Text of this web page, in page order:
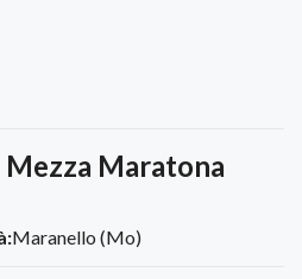
Maratona
Maranello (Mo)